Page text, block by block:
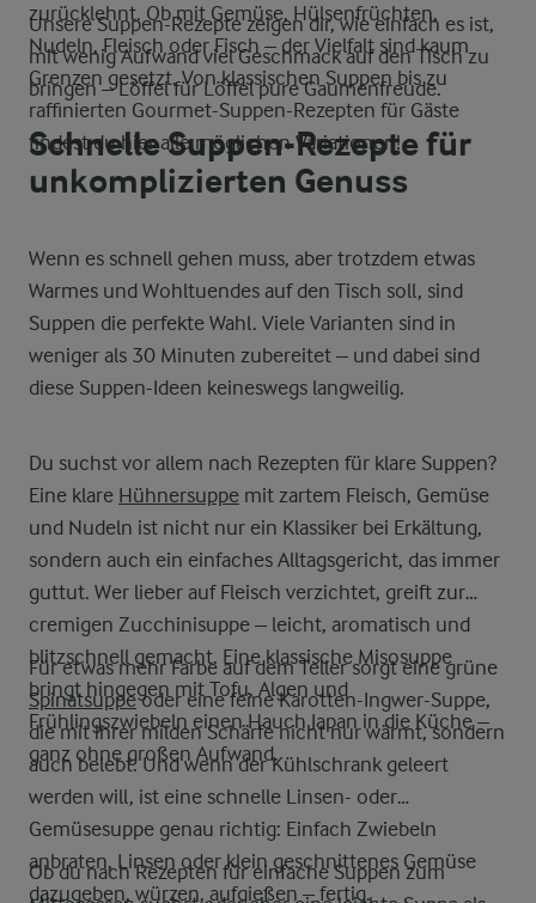
zurücklehnt. Ob mit Gemüse, Hülsenfrüchten,
Nudeln, Fleisch oder Fisch – der Vielfalt sind kaum
Grenzen gesetzt. Von klassischen Suppen bis zu
raffinierten Gourmet-Suppen-Rezepten für Gäste
findest du hier alle möglichen Variationen!
Unsere Suppen-Rezepte zeigen dir, wie einfach es ist,
mit wenig Aufwand viel Geschmack auf den Tisch zu
bringen – Löffel für Löffel pure Gaumenfreude.
Schnelle Suppen-Rezepte für
unkomplizierten Genuss
Wenn es schnell gehen muss, aber trotzdem etwas
Warmes und Wohltuendes auf den Tisch soll, sind
Suppen die perfekte Wahl. Viele Varianten sind in
weniger als 30 Minuten zubereitet – und dabei sind
diese Suppen-Ideen keineswegs langweilig.
Du suchst vor allem nach Rezepten für klare Suppen?
Eine klare Hühnersuppe mit zartem Fleisch, Gemüse
und Nudeln ist nicht nur ein Klassiker bei Erkältung,
sondern auch ein einfaches Alltagsgericht, das immer
guttut. Wer lieber auf Fleisch verzichtet, greift zur
cremigen Zucchinisuppe – leicht, aromatisch und
blitzschnell gemacht. Eine klassische Misosuppe
bringt hingegen mit Tofu, Algen und
Frühlingszwiebeln einen Hauch Japan in die Küche –
ganz ohne großen Aufwand.
Für etwas mehr Farbe auf dem Teller sorgt eine grüne
Spinatsuppeoder eine feine Karotten-Ingwer-Suppe,
die mit ihrer milden Schärfe nicht nur wärmt, sondern
auch belebt. Und wenn der Kühlschrank geleert
werden will, ist eine schnelle Linsen- oder
Gemüsesuppe genau richtig: Einfach Zwiebeln
anbraten, Linsen oder klein geschnittenes Gemüse
dazugeben, würzen, aufgießen – fertig.
Ob du nach Rezepten für einfache Suppen zum